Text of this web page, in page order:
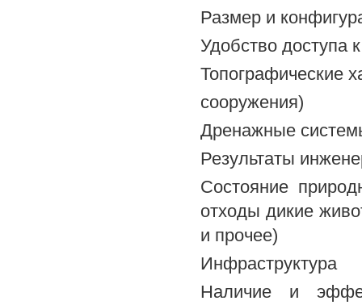
Размер и
Удобство доступа
Топографические
сооружения)
Дренажные
Результаты
Состояние
отходы дикие
и прочее)
Инфраструктура
Наличие и